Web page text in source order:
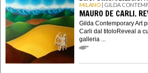
MILANO | GILDA
MAURO DE CARLI.
Gilda Contemporary Art
Carli dal titoloReveal a
galleria ...